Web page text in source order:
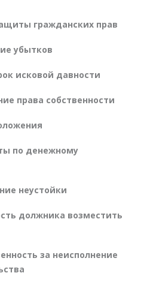
гражданских прав
убытков
исковой давности
права собственности
по денежному
неустойки
должника возместить
за неисполнение